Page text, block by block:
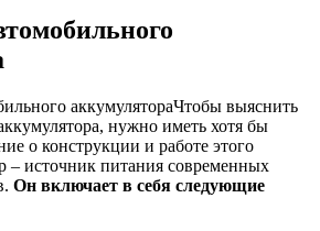
Чтобы выяснить
нужно иметь хотя бы
о конструкции и работе этого
– источник питания современных
Он включает в себя следующие